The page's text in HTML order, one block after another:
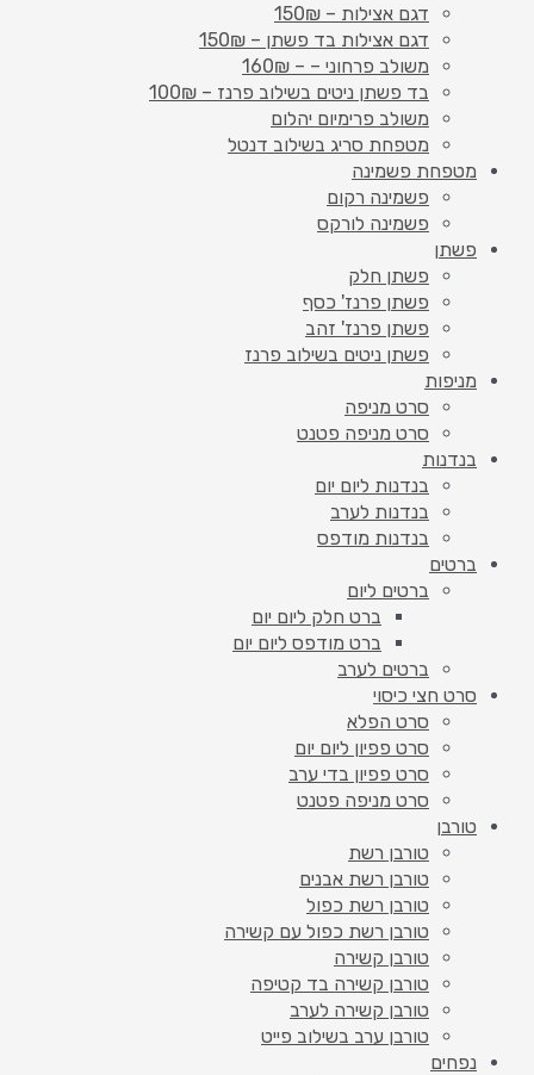
דגם אצילות – 150₪
דגם אצילות בד פשתן – 150₪
משולב פרחוני – – 160₪
בד פשתן ניטים בשילוב פרנז – 100₪
משולב פרימיום יהלום
מטפחת סריג בשילוב דנטל
מטפחת פשמינה
פשמינה רקום
פשמינה לורקס
פשתן
פשתן חלק
פשתן פרנז' כסף
פשתן פרנז' זהב
פשתן ניטים בשילוב פרנז
מניפות
סרט מניפה
סרט מניפה פטנט
בנדנות
בנדנות ליום יום
בנדנות לערב
בנדנות מודפס
ברטים
ברטים ליום
ברט חלק ליום יום
ברט מודפס ליום יום
ברטים לערב
סרט חצי כיסוי
סרט הפלא
סרט פפיון ליום יום
סרט פפיון בדי ערב
סרט מניפה פטנט
טורבן
טורבן רשת
טורבן רשת אבנים
טורבן רשת כפול
טורבן רשת כפול עם קשירה
טורבן קשירה
טורבן קשירה בד קטיפה
טורבן קשירה לערב
טורבן ערב בשילוב פייט
נפחים